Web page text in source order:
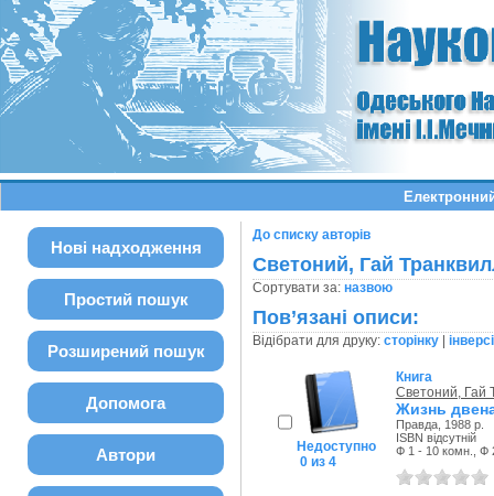
Нові надходження
Простий пошук
Розширений пошук
Допомога
Автори
До списку авторів
Светоний, Гай
Сортувати за: назвою
Пов’язані описи:
Відібрати для друку: сторінку|
Недоступно
0 из 4
Книга
Светоний, Гай
Жизнь
Правда, 1988 р.
ISBN відсутній
Ф 1 - 10 комн., Ф